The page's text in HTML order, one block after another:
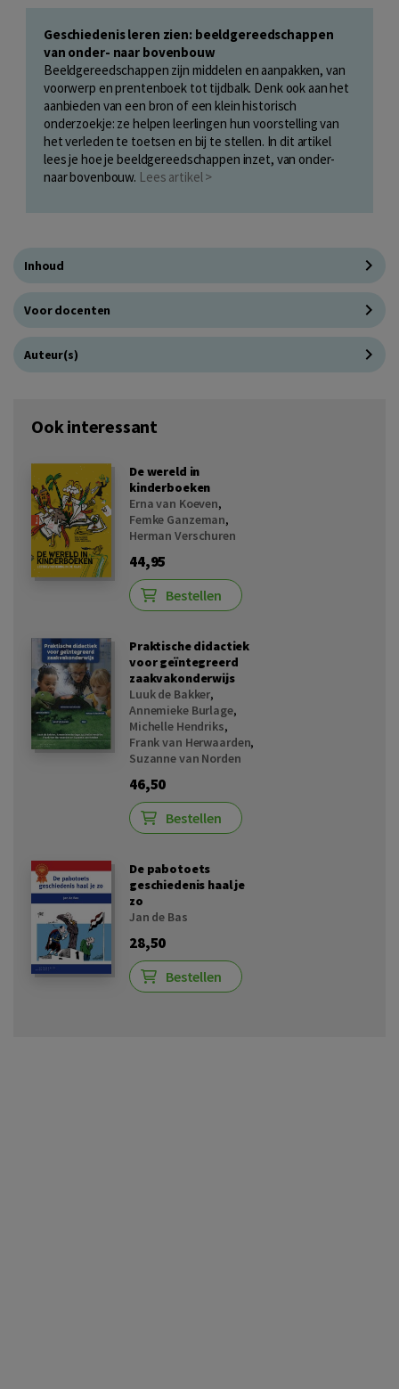
Geschiedenis leren zien: beeldgereedschappen
van onder- naar bovenbouw
Beeldgereedschappen zijn middelen en aanpakken, van
voorwerp en prentenboek tot tijdbalk. Denk ook aan het
aanbieden van een bron of een klein historisch
onderzoekje: ze helpen leerlingen hun voorstelling van
het verleden te toetsen en bij te stellen. In dit artikel
lees je hoe je beeldgereedschappen inzet, van onder-
naar bovenbouw. Lees artikel >
Inhoud
Voor docenten
Auteur(s)
Ook interessant
De wereld in
kinderboeken
Erna van Koeven,
Femke Ganzeman,
Herman Verschuren
44,95
Bestellen
Praktische didactiek
voor geïntegreerd
zaakvakonderwijs
Luuk de Bakker,
Annemieke Burlage,
Michelle Hendriks,
Frank van Herwaarden,
Suzanne van Norden
46,50
Bestellen
De pabotoets
geschiedenis haal je
zo
Jan de Bas
28,50
Bestellen